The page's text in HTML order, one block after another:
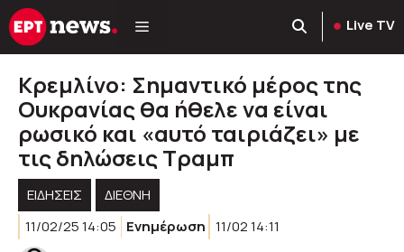
Μετάβαση
σε
Live TV
Kρεμλίνο: Σημαντικό μέρος της
Ουκρανίας θα ήθελε να είναι
ρωσικό και «αυτό ταιριάζει» με
τις δηλώσεις Τραμπ
ΕΙΔΗΣΕΙΣ
ΔΙΕΘΝΗ
11/02/25 14:05
Ενημέρωση 11/02 14:11